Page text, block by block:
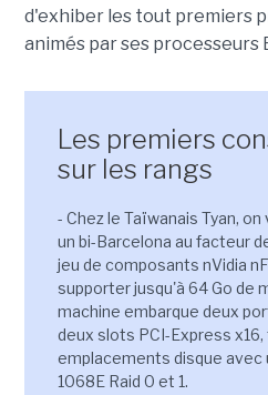
d'exhiber les tout premiers
animés par ses processeurs
Les premiers
sur les rangs
- Chez le Taïwanais Tyan,
un bi-Barcelona au facteur
jeu de composants nVidia
supporter jusqu'à 64 Go de
machine embarque deux
deux slots PCI-Express
emplacements disque avec
1068E Raid 0 et 1.